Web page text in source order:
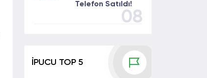
Telefon Satıldı!
08
İPUCU TOP 5